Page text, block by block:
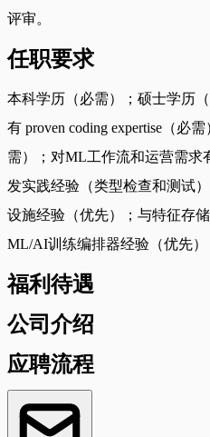
评审。
任职要求
本科学历（必需）；硕士学历
有 proven coding expertise（
需）；对ML工作流和运营需求
发实践经验（类型检查和测试
设施经验（优先）；与特征存
ML/AI训练编排器经验（优先）
福利待遇
公司介绍
应聘流程